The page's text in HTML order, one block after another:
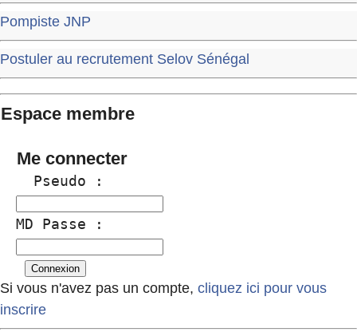
Pompiste JNP
Postuler au recrutement Selov Sénégal
Espace membre
Me connecter
  Pseudo :
MD Passe :
Si vous n'avez pas un compte, cliquez ici pour vous
inscrire